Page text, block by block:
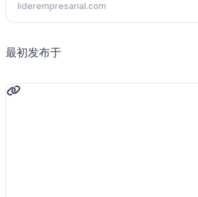
liderempresarial.com
最初发布于